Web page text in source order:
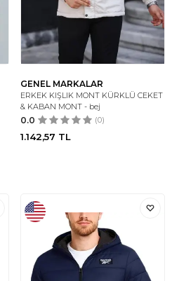
GENEL MARKALAR
ERKEK KIŞLIK MONT KÜRKLÜ CEKET
& KABAN MONT - bej
0.0 (0)
1.142,57 TL